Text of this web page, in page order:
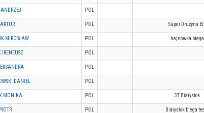
POL
POL Super Drużyna
MIROSŁAW POL hajnówka biega
POL
POL
DANIEL POL
MONIKA POL 3T Białystok
POL Białystok biega